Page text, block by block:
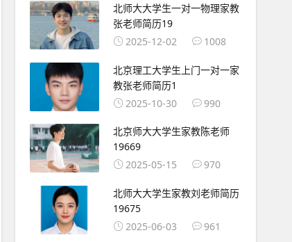
北师大大学生一对一物理家教
张老师简历19
2025-12-02
1008
北京理工大学生上门一对一家
教张老师简历1
2025-10-30
990
北京师大大学生家教陈老师
19669
2025-05-15
970
北师大大学生家教刘老师简历
19675
2025-06-03
961